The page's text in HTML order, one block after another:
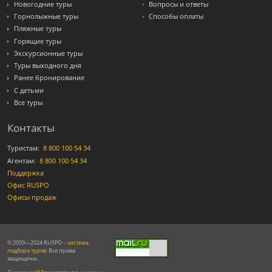
Новогодние туры
Горнолыжные туры
Пляжные туры
Горящие туры
Экскурсионные туры
Туры выходного дня
Ранее бронирование
С детьми
Все туры
Вопросы и ответы
Способы оплаты
Контакты
Туристам: 8 800 100 54 34
Агентам: 8 800 100 54 34
Поддержка
Офис RUSPO
Офисы продаж
© 2009—2024 RUSPO – система
подбора туров. Все права
защищены.